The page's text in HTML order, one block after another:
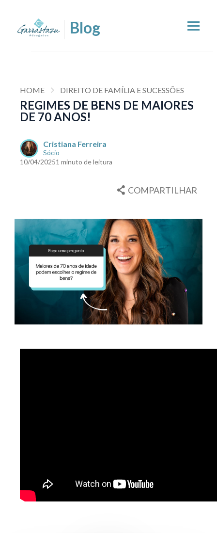
HOME DIREITO DE FAMÍLIA E SUCESSÕES
REGIMES DE BENS DE MAIORES
DE 70 ANOS!
Cristiana Ferreira
Sócio
10/04/20251 minuto de leitura
COMPARTILHAR